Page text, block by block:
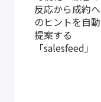
反応から成約へ
のヒントを自動
提案する
「salesfeed」